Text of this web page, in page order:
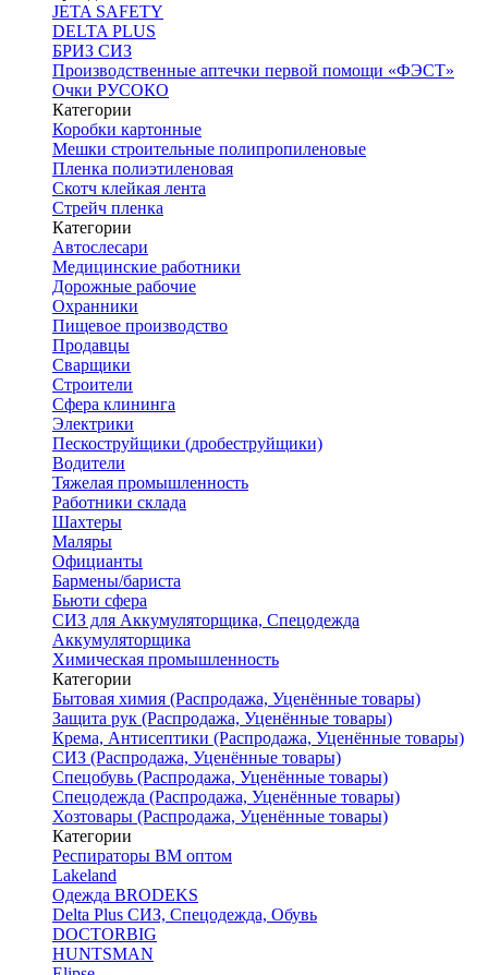
JETA SAFETY
DELTA PLUS
БРИЗ СИЗ
Производственные аптечки первой помощи «ФЭСТ»
Очки РУСОКО
Категории
Коробки картонные
Мешки строительные полипропиленовые
Пленка полиэтиленовая
Скотч клейкая лента
Стрейч пленка
Категории
Автослесари
Медицинские работники
Дорожные рабочие
Охранники
Пищевое производство
Продавцы
Сварщики
Строители
Сфера клининга
Электрики
Пескоструйщики (дробеструйщики)
Водители
Тяжелая промышленность
Работники склада
Шахтеры
Маляры
Официанты
Бармены/бариста
Бьюти сфера
СИЗ для Аккумуляторщика, Спецодежда
Аккумуляторщика
Химическая промышленность
Категории
Бытовая химия (Распродажа, Уценённые товары)
Защита рук (Распродажа, Уценённые товары)
Крема, Антисептики (Распродажа, Уценённые товары)
СИЗ (Распродажа, Уценённые товары)
Спецобувь (Распродажа, Уценённые товары)
Спецодежда (Распродажа, Уценённые товары)
Хозтовары (Распродажа, Уценённые товары)
Категории
Респираторы ВМ оптом
Lakeland
Одежда BRODEKS
Delta Plus СИЗ, Спецодежда, Обувь
DOCTORBIG
HUNTSMAN